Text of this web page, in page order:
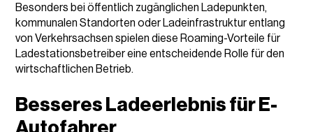
Besonders bei öffentlich zugänglichen Ladepunkten,
kommunalen Standorten oder Ladeinfrastruktur entlang
von Verkehrsachsen spielen diese Roaming-Vorteile für
Ladestationsbetreiber eine entscheidende Rolle für den
wirtschaftlichen Betrieb.
Besseres Ladeerlebnis für E-
Autofahrer